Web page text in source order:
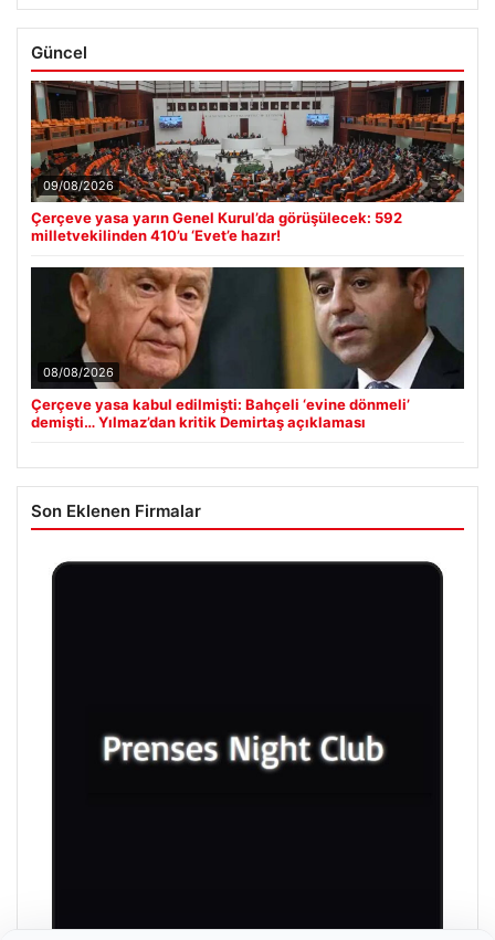
Güncel
09/08/2026
Çerçeve yasa yarın Genel Kurul’da görüşülecek: 592
milletvekilinden 410’u ‘Evet’e hazır!
08/08/2026
Çerçeve yasa kabul edilmişti: Bahçeli ‘evine dönmeli’
demişti… Yılmaz’dan kritik Demirtaş açıklaması
Son Eklenen Firmalar